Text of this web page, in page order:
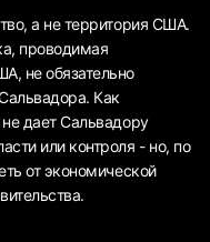
а не территория США.
проводимая
не обязательно
Как
дает Сальвадору
или контроля - но, по
от экономической